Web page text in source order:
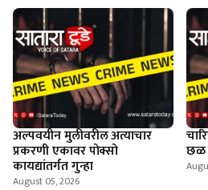
अल्पवयीन मुलीवरील अत्याचार
प्रकरणी एकावर पोक्सो
कायद्यांतर्गत गुन्हा
August 05, 2026
छळ